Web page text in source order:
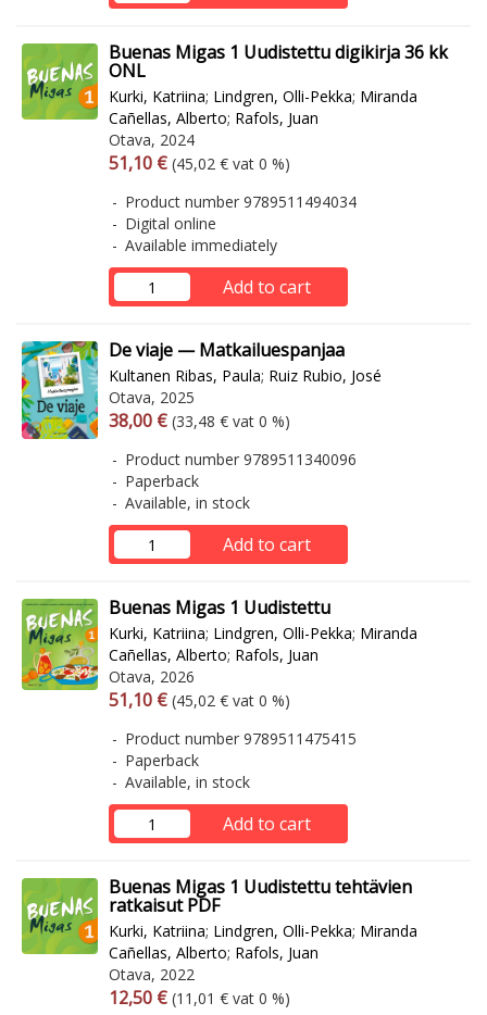
Buenas Migas 1 Uudistettu digikirja 36 kk
ONL
Kurki, Katriina; Lindgren, Olli-Pekka; Miranda
Cañellas, Alberto; Rafols, Juan
Otava, 2024
Arvonlisäverollinen hinta
51,10 € Excl. vat
(45,02 € vat 0 %)
Product number 9789511494034
Digital online
Available immediately
Add to cart
De viaje — Matkailuespanjaa
Kultanen Ribas, Paula; Ruiz Rubio, José
Otava, 2025
Arvonlisäverollinen hinta
38,00 € Excl. vat
(33,48 € vat 0 %)
Product number 9789511340096
Paperback
Available, in stock
Add to cart
Buenas Migas 1 Uudistettu
Kurki, Katriina; Lindgren, Olli-Pekka; Miranda
Cañellas, Alberto; Rafols, Juan
Otava, 2026
Arvonlisäverollinen hinta
51,10 € Excl. vat
(45,02 € vat 0 %)
Product number 9789511475415
Paperback
Available, in stock
Add to cart
Buenas Migas 1 Uudistettu tehtävien
ratkaisut PDF
Kurki, Katriina; Lindgren, Olli-Pekka; Miranda
Cañellas, Alberto; Rafols, Juan
Otava, 2022
Arvonlisäverollinen hinta
12,50 € Excl. vat
(11,01 € vat 0 %)